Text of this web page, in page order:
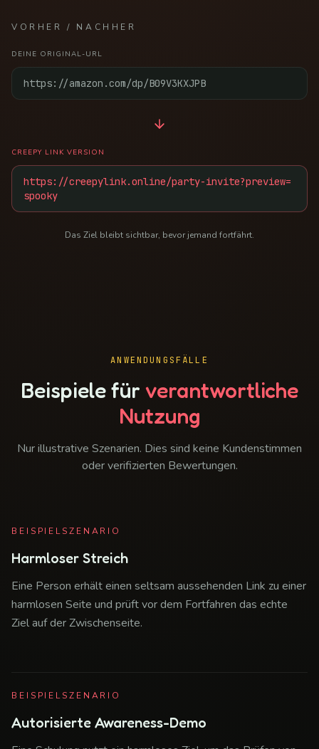
VORHER / NACHHER
DEINE ORIGINAL-URL
https://amazon.com/dp/B09V3KXJPB
CREEPY LINK VERSION
https://creepylink.online/party-invite?preview=
spooky
Das Ziel bleibt sichtbar, bevor jemand fortfährt.
ANWENDUNGSFÄLLE
Beispiele für verantwortliche
Nutzung
Nur illustrative Szenarien. Dies sind keine Kundenstimmen
oder verifizierten Bewertungen.
BEISPIELSZENARIO
Harmloser Streich
Eine Person erhält einen seltsam aussehenden Link zu einer
harmlosen Seite und prüft vor dem Fortfahren das echte
Ziel auf der Zwischenseite.
BEISPIELSZENARIO
Autorisierte Awareness-Demo